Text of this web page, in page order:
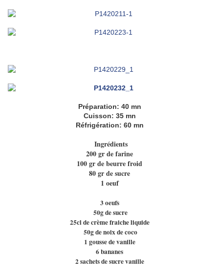
Préparation: 40 mn
Cuisson: 35 mn
Réfrigération: 60 mn
Ingrédients
200 gr de farine
100 gr de beurre froid
80 gr de sucre
1 oeuf
3 oeufs
50g de sucre
25cl de crème fraiche liquide
50g de noix de coco
1 gousse de vanille
6 bananes
2 sachets de sucre vanille